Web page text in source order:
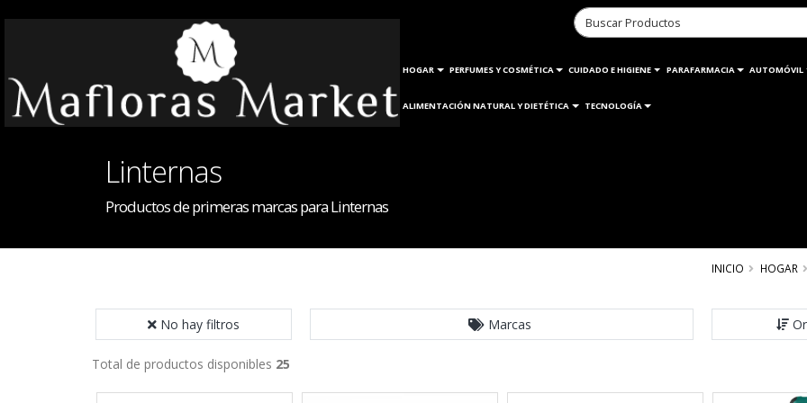
HOGAR PERFUMES Y COSMÉTICA CUIDADO E HIGIENE PARAFARMACIA AUTOMÓVIL
ALIMENTACIÓN NATURAL Y DIETÉTICA TECNOLOGÍA
Linternas
Productos de primeras marcas para Linternas
INICIO HOGAR
No hay filtros Marcas
Total de productos disponibles 25